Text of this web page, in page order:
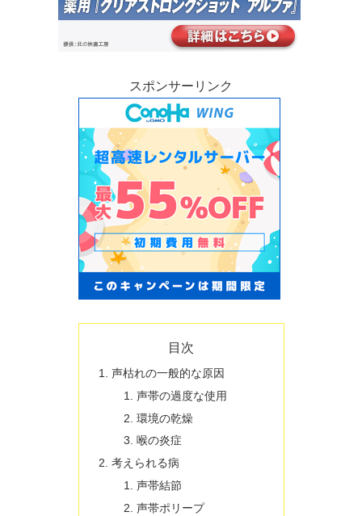
スポンサーリンク
目次
声枯れの一般的な原因
声帯の過度な使用
環境の乾燥
喉の炎症
考えられる病
声帯結節
声帯ポリープ